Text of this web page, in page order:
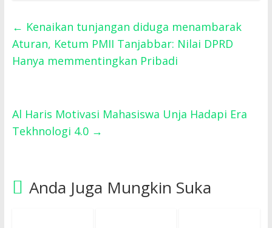
← Kenaikan tunjangan diduga menambarak
Aturan, Ketum PMII Tanjabbar: Nilai DPRD
Hanya memmentingkan Pribadi
Al Haris Motivasi Mahasiswa Unja Hadapi Era
Tekhnologi 4.0 →
Anda Juga Mungkin Suka